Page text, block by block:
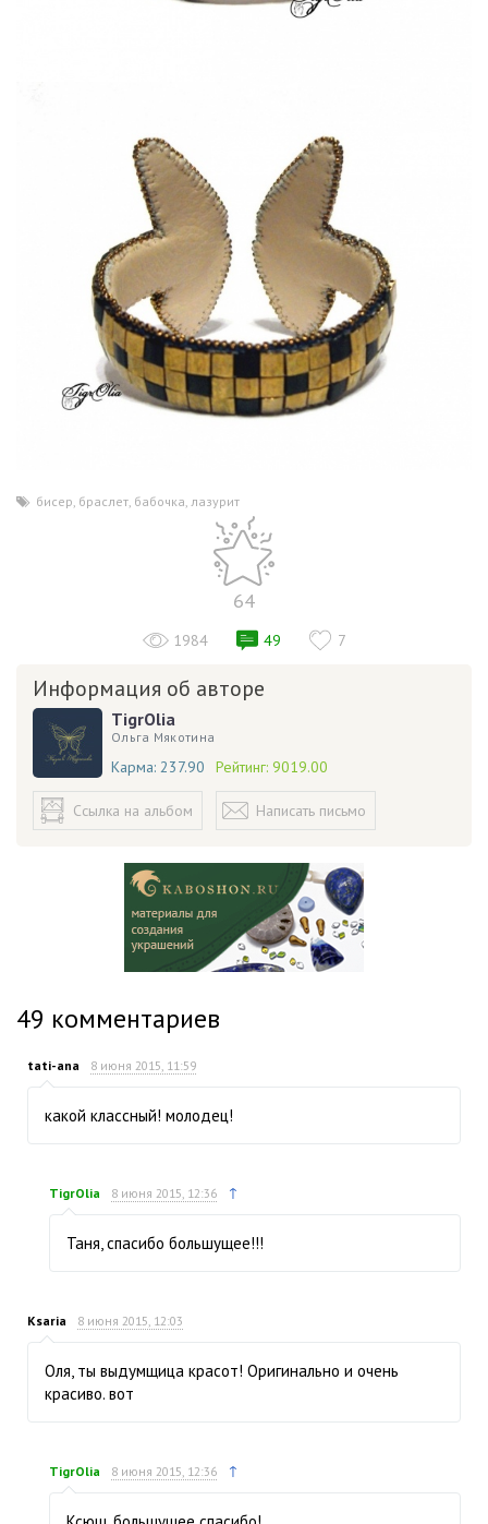
бисер браслет бабочка лазурит
64
1984 49 7
Информация об авторе
TigrOlia
Ольга Мякотина
Карма: 237.90 Рейтинг: 9019.00
Ссылка на альбом Написать письмо
49 комментариев
tati-ana 8 июня 2015, 11:59
какой классный! молодец!
TigrOlia 8 июня 2015, 12:36 ↑
Таня, спасибо большущее!!!
Ksaria 8 июня 2015, 12:03
Оля, ты выдумщица красот! Оригинально и очень
красиво. вот
TigrOlia 8 июня 2015, 12:36 ↑